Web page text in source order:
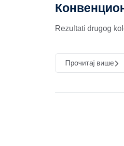
Rezultati drugog
Прочитај више